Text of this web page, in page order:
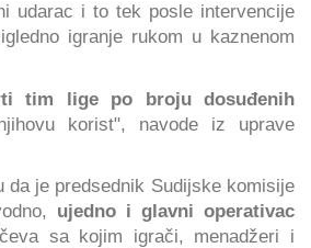
udarac i to tek posle intervencije
igranje rukom u kaznenom
tim lige po broju dosuđenih
korist", navode iz uprave
da je predsednik Sudijske komisije
ujedno i glavni operativac
sa kojim igrači, menadžeri i